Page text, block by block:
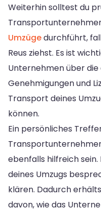
Weiterhin solltest du
Umzügedurchführt,
Reus ziehst. Es ist
Unternehmen über
Genehmigungen und
Transport deines
können.
Ein persönliches
ebenfalls hilfreich
deines Umzugs
klären. Dadurch
davon, wie das